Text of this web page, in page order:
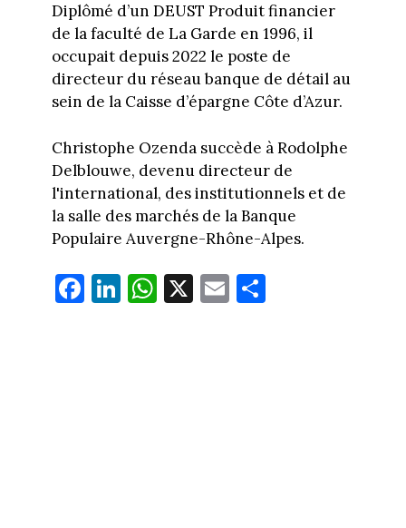
Diplômé d’un DEUST Produit financier
de la faculté de La Garde en 1996, il
occupait depuis 2022 le poste de
directeur du réseau banque de détail au
sein de la Caisse d’épargne Côte d’Azur.
Christophe Ozenda succède à Rodolphe
Delblouwe, devenu directeur de
l'international, des institutionnels et de
la salle des marchés de la Banque
Populaire Auvergne-Rhône-Alpes.
Fa
ce
Li
nk
W
ha
X E
m
Pa
rt